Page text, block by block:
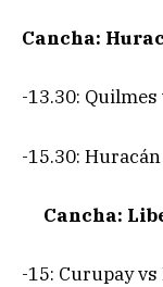
Cancha:
-13.30: Quilmes
-15.30:
Cancha:
-15: Curupay vs